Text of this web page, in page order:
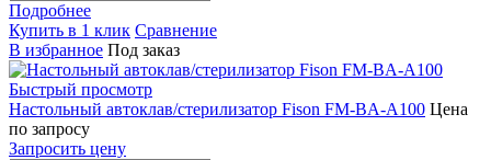
Подробнее
Купить в 1 клик Сравнение
В избранное Под заказ
Быстрый просмотр
Настольный автоклав/стерилизатор Fison FM-BA-A100 Цена
по запросу
Запросить цену